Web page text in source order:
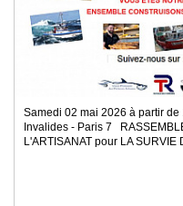
Samedi 02 mai 2026 à partir
Invalides - Paris 7
L'ARTISANAT pour LA SURVIE